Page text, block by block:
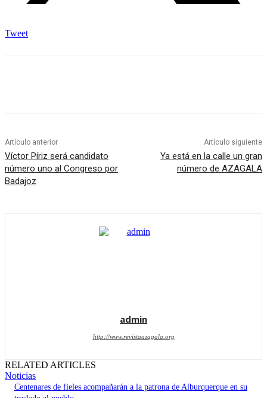
Tweet
Artículo anterior
Víctor Píriz será candidato
número uno al Congreso por
Badajoz
Artículo siguiente
Ya está en la calle un gran
número de AZAGALA
admin
http://www.revistaazagala.org
RELATED ARTICLES
Noticias
Centenares de fieles acompañarán a la patrona de Alburquerque en su